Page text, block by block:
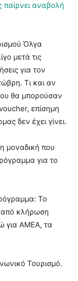
παίρνει αναβολή
Όλγα
μετά τις
για τον
Τι και αν
θα μπορούσαν
επίσημη
δεν έχει γίνει.
μοναδική που
για το
Το
από κλήρωση
για ΑΜΕΑ, τα
Τουρισμό.